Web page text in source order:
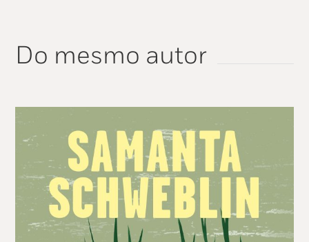
Do mesmo autor